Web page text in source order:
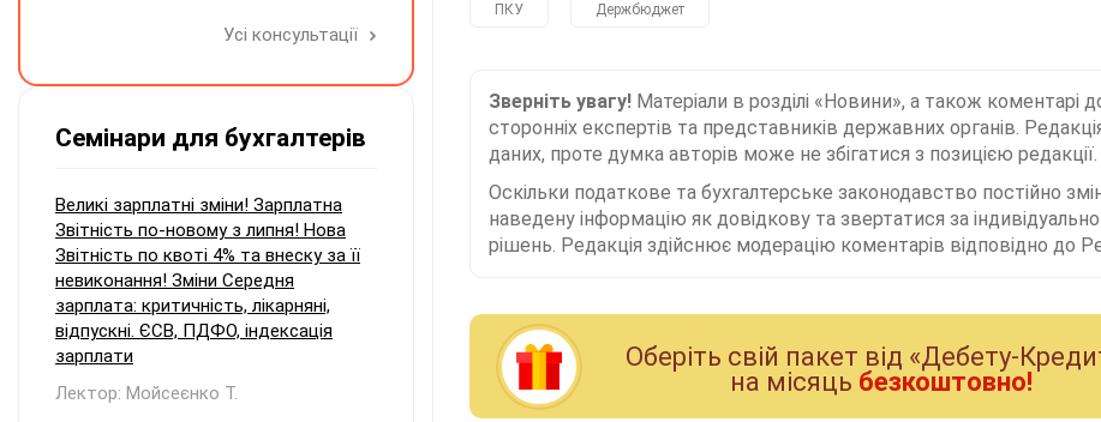
ПКУ Держбюджет
Зверніть увагу! Матеріали в розділі «Новини», а також коментарі
сторонніх експертів та представників державних органів.
даних, проте думка авторів може не збігатися з позицією редакції.
Оскільки податкове та бухгалтерське законодавство постійно
наведену інформацію як довідкову та звертатися за
рішень. Редакція здійснює модерацію коментарів відповідно до
Оберiть свiй пакет вiд «Дебету-
на мiсяць безкоштовно!
невикористаних днів відпустки при
Усі консультації
Семінари для бухгалтерів
Великі зарплатні зміни! Зарплатна
Звітність по-новому з липня! Нова
Звітність по квоті 4% та внеску за її
невиконання! Зміни Середня
зарплата: критичність, лікарняні,
відпускні. ЄСВ, ПДФО, індексація
зарплати
Лектор: Мойсеєнко Т.